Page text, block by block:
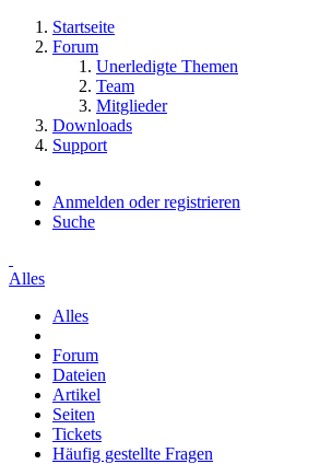
Startseite
Forum
Unerledigte Themen
Team
Mitglieder
Downloads
Support
Anmelden oder registrieren
Suche
Alles
Alles
Forum
Dateien
Artikel
Seiten
Tickets
Häufig gestellte Fragen